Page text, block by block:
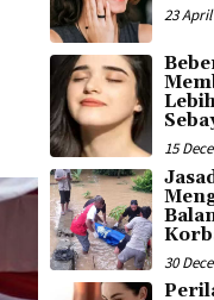
23 April
15
30